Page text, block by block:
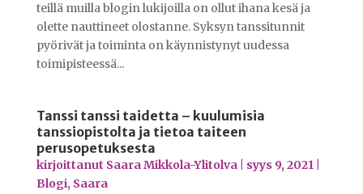
teillä muilla blogin lukijoilla on ollut ihana kesä ja
olette nauttineet olostanne. Syksyn tanssitunnit
pyörivät ja toiminta on käynnistynyt uudessa
toimipisteessä...
Tanssi tanssi taidetta – kuulumisia
tanssiopistolta ja tietoa taiteen
perusopetuksesta
kirjoittanut Saara Mikkola-Ylitolva| syys 9, 2021|
Blogi, Saara